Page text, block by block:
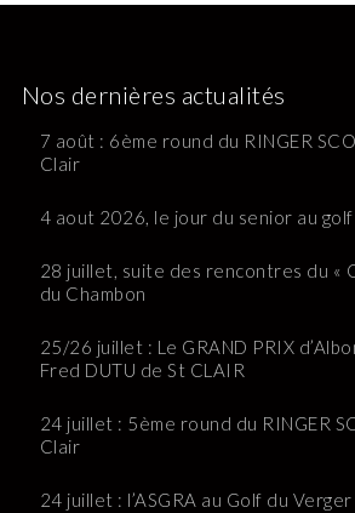
Nos dernières actualités
7 août : 6ème round du RINGER
Clair
4 aout 2026, le jour du senior au
28 juillet, suite des rencontres du «
du Chambon
25/26 juillet : Le GRAND PRIX
Fred DUTU de St CLAIR
24 juillet : 5ème round du RINGER
Clair
24 juillet : l’ASGRA au Golf du Verger